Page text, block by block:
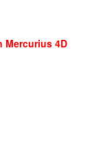
Mercurius 4D